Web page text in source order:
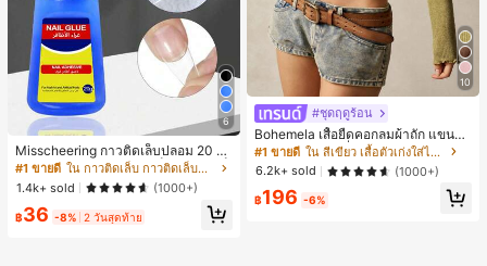
6
Misscheering กาวติดเล็บปลอม 20 กรั
ม แรงยึดสูง เจลสติกเกอร์เล็บนุ่ม แห้งเร็
ว เหมาะสำหรับผู้เริ่มต้นทำเล็บ ติดทนน
าน
#1 ขายดี
ใน กาวติดเล็บ กาวติดเล็บและสารยึดติด
1.4k+ sold
(1000+)
฿36 -8% 2 วันสุดท้าย
10
#ชุดฤดูร้อน
Bohemela เสื้อยืดคอกลมผ้าถัก แขนยา
ว สีเรียบ ใช้งานทั่วไป สำหรับผู้หญิง
#1 ขายดี
ใน สีเขียว เสื้อตัวเก่งใส่ได้ทุกวัน
6.2k+ sold
(1000+)
฿196 -6%